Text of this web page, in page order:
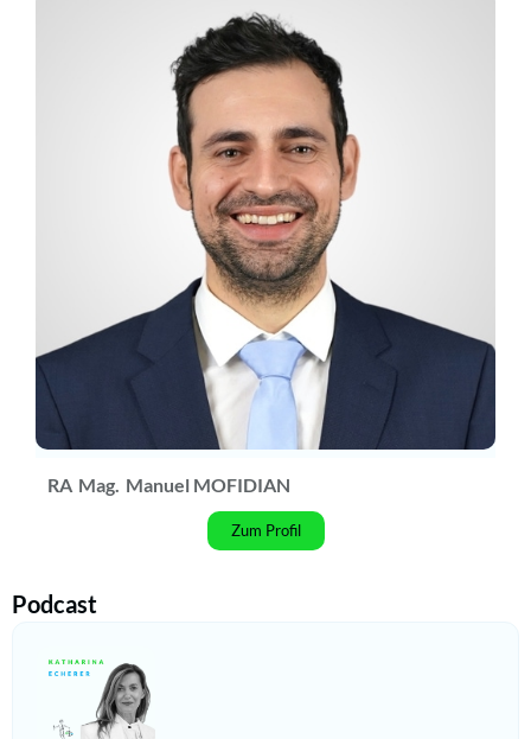
RA Mag. Manuel MOFIDIAN
Zum Profil
Podcast